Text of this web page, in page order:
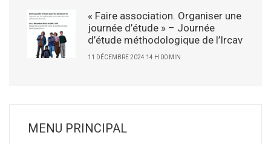
« Faire association. Organiser une
journée d’étude » – Journée
d’étude méthodologique de l’Ircav
11 DÉCEMBRE 2024 14 H 00 MIN
MENU PRINCIPAL